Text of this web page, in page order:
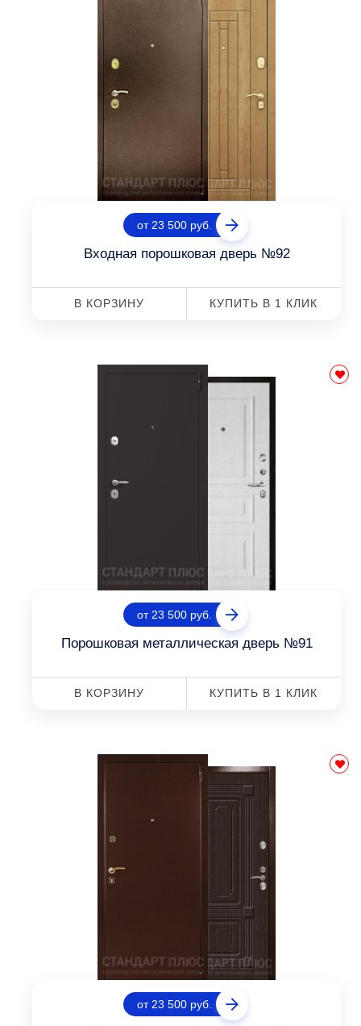
от 23 500 руб.
Входная порошковая дверь №92
В КОРЗИНУ КУПИТЬ В 1 КЛИК
от 23 500 руб.
Порошковая металлическая дверь №91
В КОРЗИНУ КУПИТЬ В 1 КЛИК
от 23 500 руб.